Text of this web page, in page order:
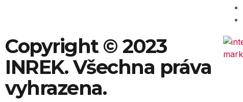
Copyright © 2023
INREK. Všechna práva
vyhrazena.